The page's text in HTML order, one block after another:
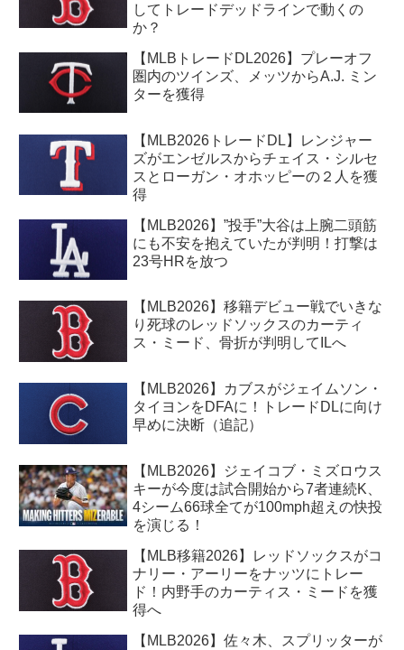
してトレードデッドラインで動くの
か？
【MLBトレードDL2026】プレーオフ
圏内のツインズ、メッツからA.J. ミン
ターを獲得
【MLB2026トレードDL】レンジャー
ズがエンゼルスからチェイス・シルセ
スとローガン・オホッピーの２人を獲
得
【MLB2026】”投手”大谷は上腕二頭筋
にも不安を抱えていたが判明！打撃は
23号HRを放つ
【MLB2026】移籍デビュー戦でいきな
り死球のレッドソックスのカーティ
ス・ミード、骨折が判明してILへ
【MLB2026】カブスがジェイムソン・
タイヨンをDFAに！トレードDLに向け
早めに決断（追記）
【MLB2026】ジェイコブ・ミズロウス
キーが今度は試合開始から7者連続K、
4シーム66球全てが100mph超えの快投
を演じる！
【MLB移籍2026】レッドソックスがコ
ナリー・アーリーをナッツにトレー
ド！内野手のカーティス・ミードを獲
得へ
【MLB2026】佐々木、スプリッターが